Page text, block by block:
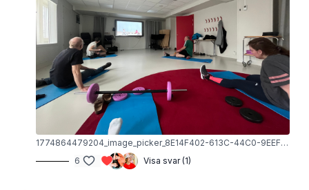
Lite stretch
Det här är BITIGT:
Styrka med utrustning (lätt skivstång)
Hela kroppen
42 minuter
1774864479204_image_picker_8E14F402-613C-44C0-9EEF-0B4B3B010413-38419-00000931713CDFB1.1774864479.jpg
6
Visa svar (1)